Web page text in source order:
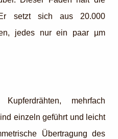
setzt sich aus 20.000
jedes nur ein paar µm
mehrfach
einzeln geführt und leicht
Übertragung des